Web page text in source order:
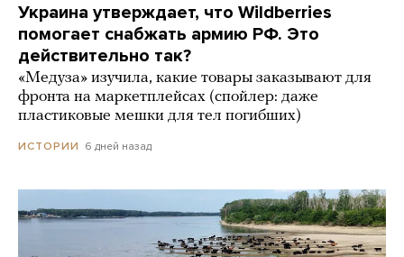
Украина утверждает, что Wildberries
помогает снабжать армию РФ. Это
действительно так?
«Медуза» изучила, какие товары заказывают для
фронта на маркетплейсах (спойлер: даже
пластиковые мешки для тел погибших)
ИСТОРИИ 6 дней назад